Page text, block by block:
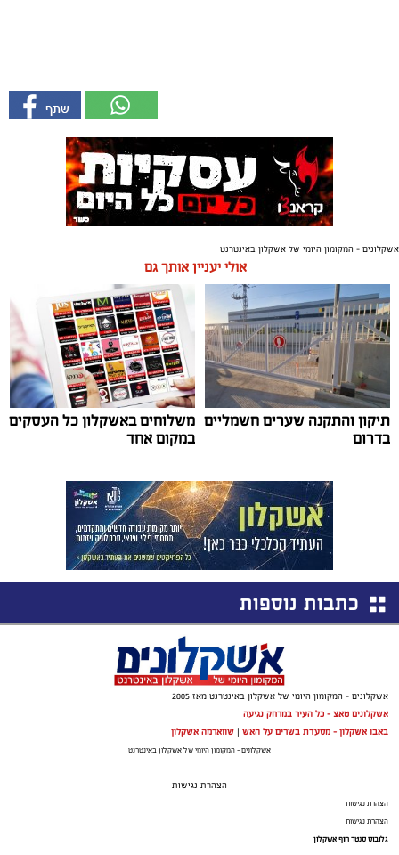
אשקלונים - המקומון היומי של אשקלון באינטרנט
אולי יעניין אותך גם
תיקון והתקנה שערים חשמליים
בדרום
משלוחים באשקלון כל העסקים
במקום אחד
כתבות נוספות
אשקלונים - המקומון היומי של אשקלון באינטרנט מאז 2005
אשקלונים טאצ - כל העיר במרחק נגיעה
באבו אשקלון - מסעדת בשרים על האש | שווארמה אשקלון
אשקלונים - המקומון היומי של אשקלון באינטרנט
הצהרת נגישות
הצהרת נגישות
הצהרת נגישות
גלובוס סנטר חוף אשקלון